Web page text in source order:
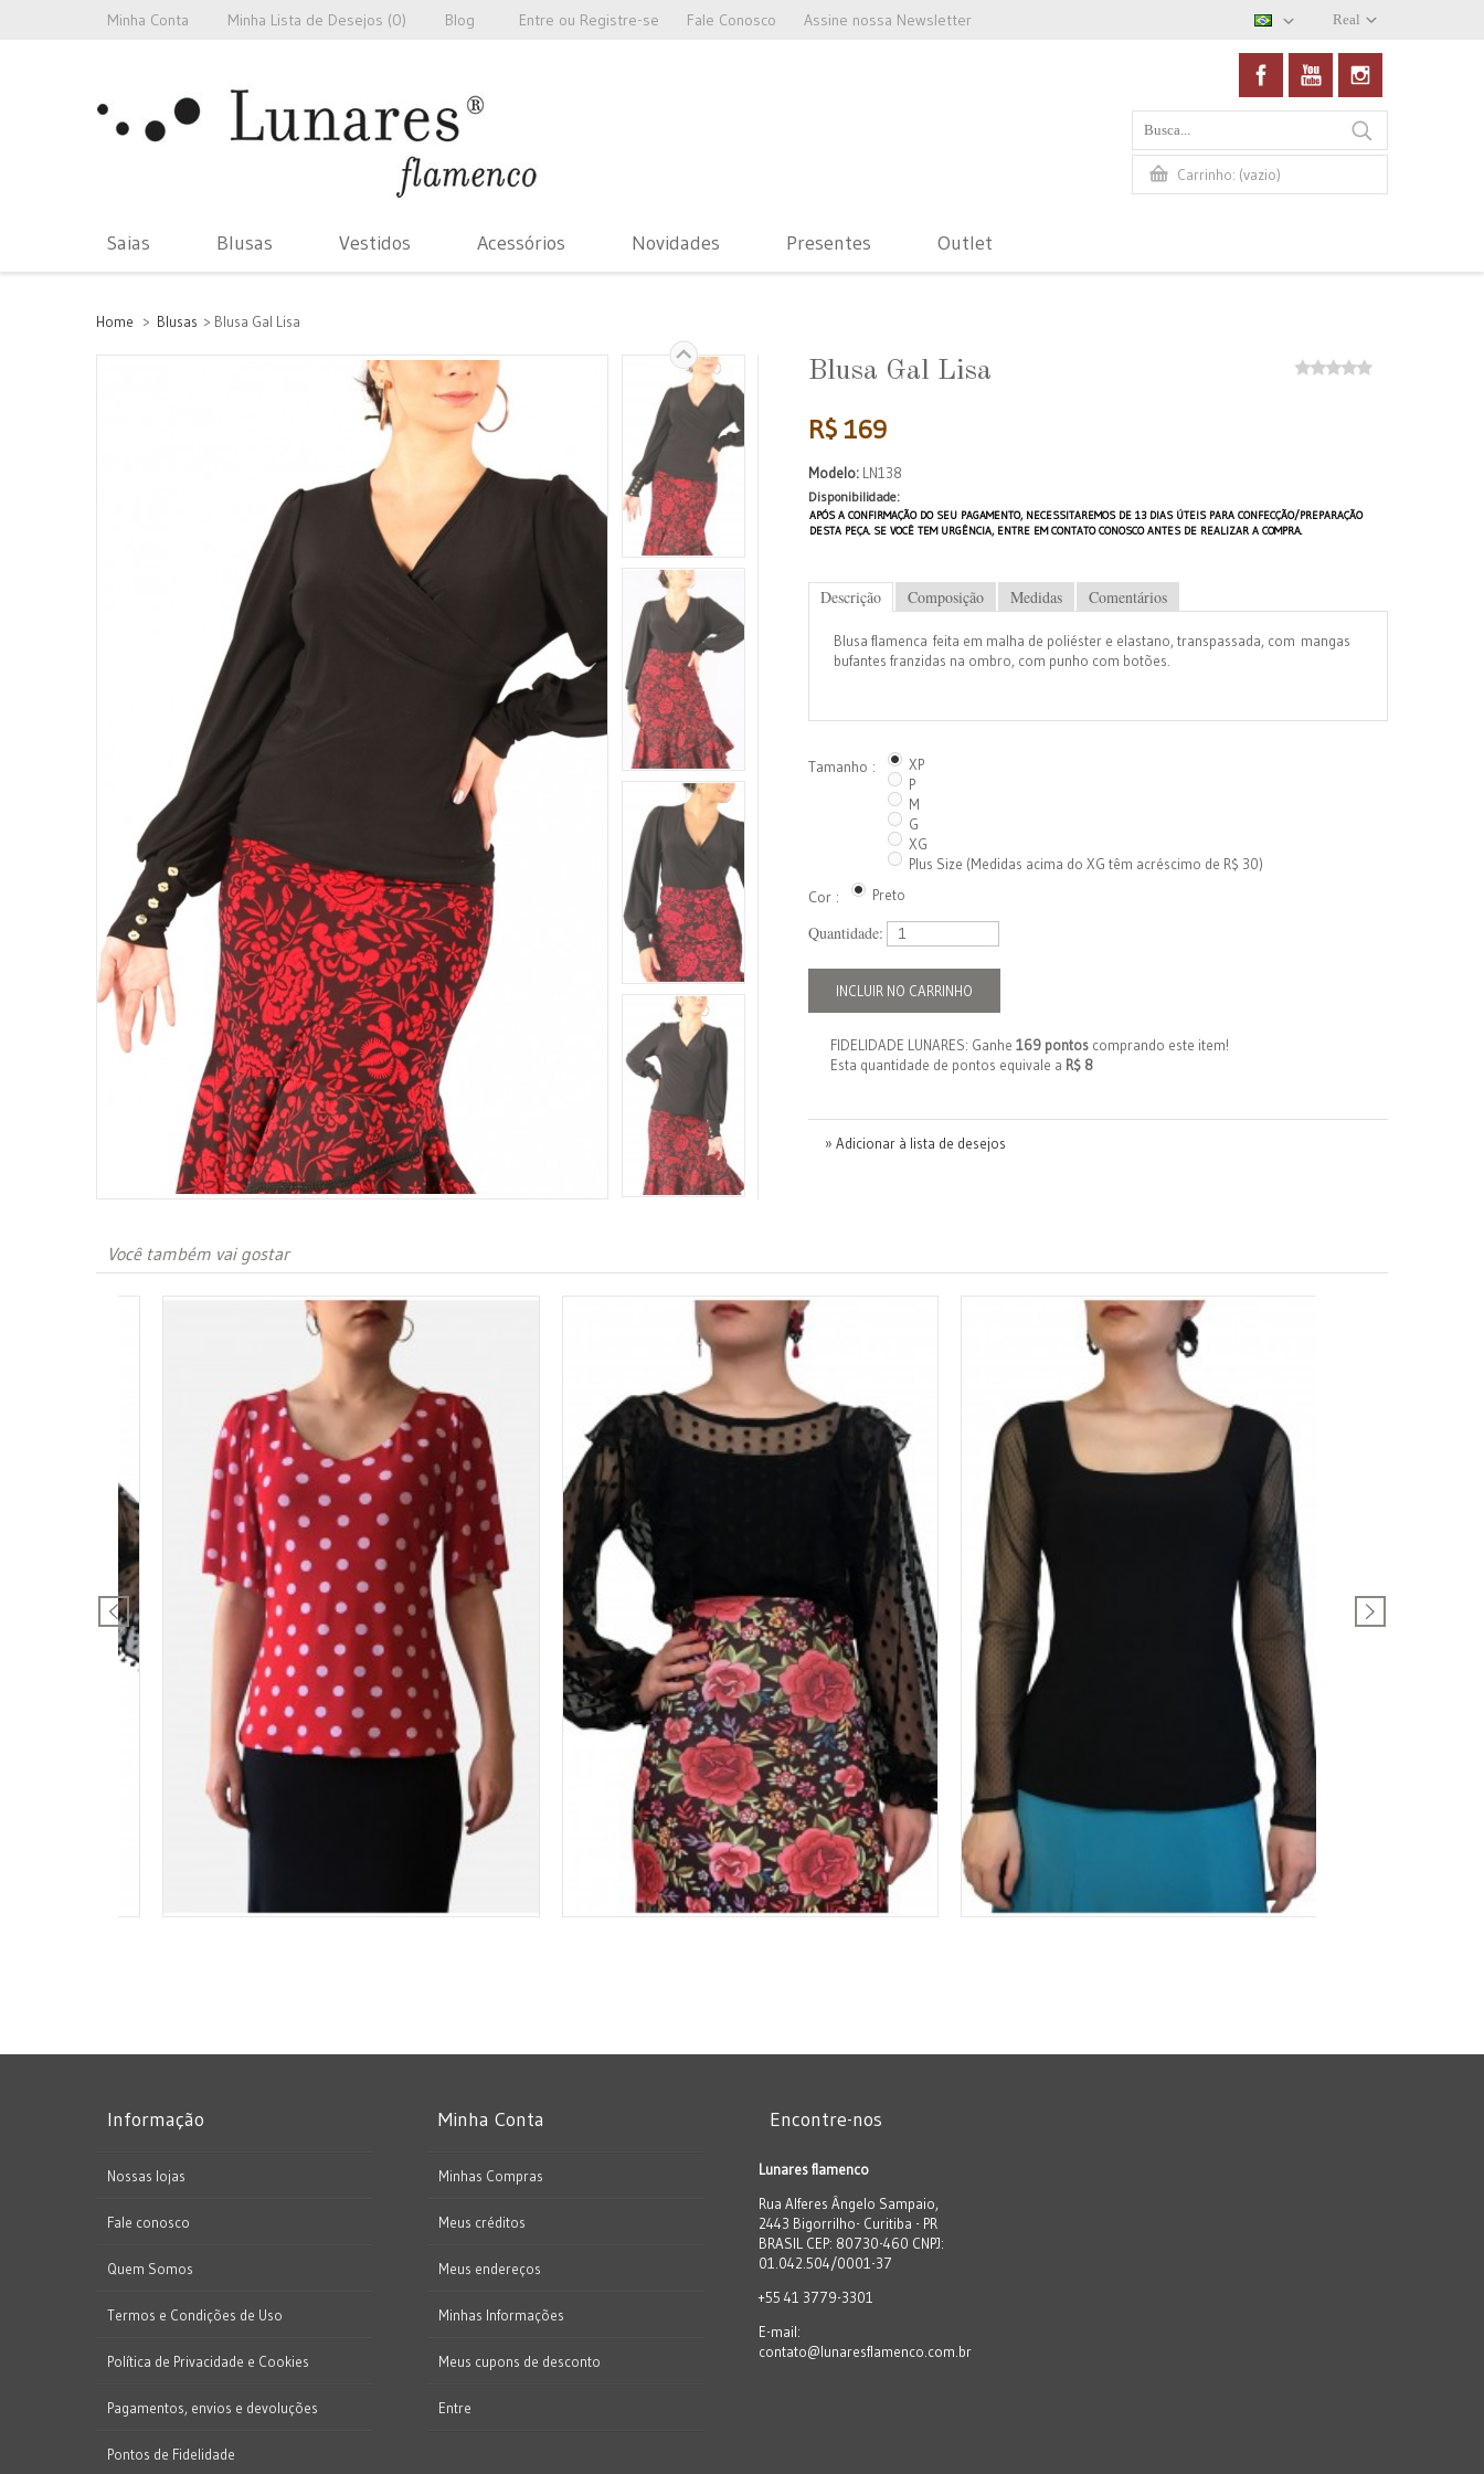
Real
Minha Conta Minha Lista de Desejos (0) Blog Entre ou Registre-se Fale Conosco Assine nossa Newsletter
Carrinho: (vazio)
Saias Blusas Vestidos Acessórios Novidades Presentes Outlet
Home > Blusas > Blusa Gal Lisa
Blusa Gal Lisa
R$ 169
Modelo: LN138
Disponibilidade:
APÓS A CONFIRMAÇÃO DO SEU PAGAMENTO, NECESSITAREMOS DE 13 DIAS ÚTEIS PARA CONFECÇÃO/PREPARAÇÃO
DESTA PEÇA. SE VOCÊ TEM URGÊNCIA, ENTRE EM CONTATO CONOSCO ANTES DE REALIZAR A COMPRA.
Descrição Composição Medidas Comentários
Blusa flamenca feita em malha de poliéster e elastano, transpassada, com mangas
bufantes franzidas na ombro, com punho com botões.
Tamanho :
XP
P
M
G
XG
Plus Size (Medidas acima do XG têm acréscimo de R$ 30)
Cor : Preto
Quantidade:
INCLUIR NO CARRINHO
FIDELIDADE LUNARES: Ganhe 169 pontos comprando este item!
Esta quantidade de pontos equivale a R$ 8
» Adicionar à lista de desejos
Você também vai gostar
Informação
Nossas lojas
Fale conosco
Quem Somos
Termos e Condições de Uso
Política de Privacidade e Cookies
Pagamentos, envios e devoluções
Pontos de Fidelidade
Minha Conta
Minhas Compras
Meus créditos
Meus endereços
Minhas Informações
Meus cupons de desconto
Entre
Encontre-nos
Lunares flamenco
Rua Alferes Ângelo Sampaio,
2443 Bigorrilho- Curitiba - PR
BRASIL CEP: 80730-460 CNPJ:
01.042.504/0001-37
+55 41 3779-3301
E-mail:
contato@lunaresflamenco.com.br